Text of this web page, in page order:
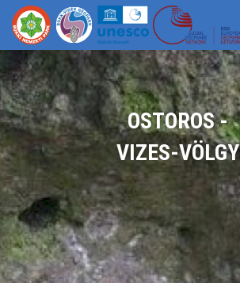
OSTOROS -
VIZES-VÖLGY